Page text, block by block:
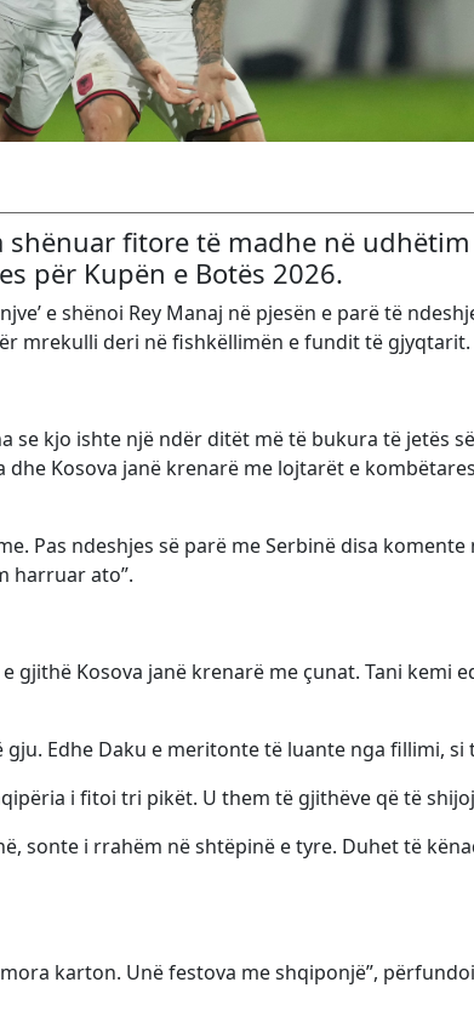
shënuar fitore të madhe në
për Kupën e Botës 2026.
e shënoi Rey Manaj në pjesën e parë të
mrekulli deri në fishkëllimën e fundit të gjyqtarit.
se kjo ishte një ndër ditët më të bukura të jetës
dhe Kosova janë krenarë me lojtarët e
Pas ndeshjes së parë me Serbinë disa
harruar ato”.
gjithë Kosova janë krenarë me çunat. Tani kemi
Edhe Daku e meritonte të luante nga fillimi, si
i fitoi tri pikët. U them të gjithëve që të
sonte i rrahëm në shtëpinë e tyre. Duhet të
karton. Unë festova me shqiponjë”,